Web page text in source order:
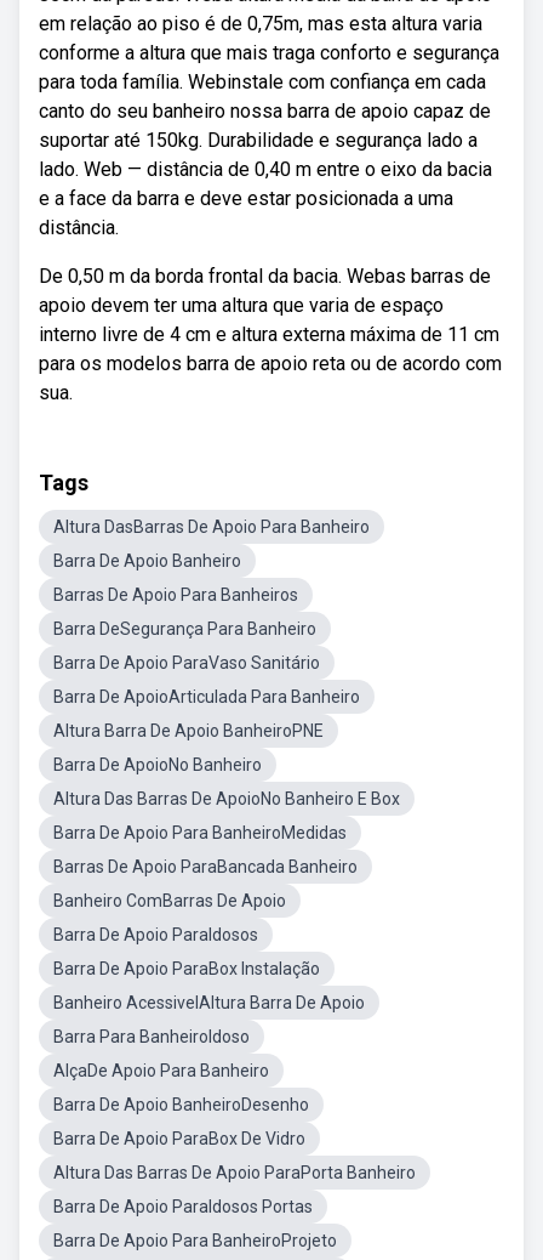
em relação ao piso é de 0,75m, mas esta altura varia
conforme a altura que mais traga conforto e segurança
para toda família. Webinstale com confiança em cada
canto do seu banheiro nossa barra de apoio capaz de
suportar até 150kg. Durabilidade e segurança lado a
lado. Web — distância de 0,40 m entre o eixo da bacia
e a face da barra e deve estar posicionada a uma
distância.
De 0,50 m da borda frontal da bacia. Webas barras de
apoio devem ter uma altura que varia de espaço
interno livre de 4 cm e altura externa máxima de 11 cm
para os modelos barra de apoio reta ou de acordo com
sua.
Tags
Altura DasBarras De Apoio Para Banheiro
Barra De Apoio Banheiro
Barras De Apoio Para Banheiros
Barra DeSegurança Para Banheiro
Barra De Apoio ParaVaso Sanitário
Barra De ApoioArticulada Para Banheiro
Altura Barra De Apoio BanheiroPNE
Barra De ApoioNo Banheiro
Altura Das Barras De ApoioNo Banheiro E Box
Barra De Apoio Para BanheiroMedidas
Barras De Apoio ParaBancada Banheiro
Banheiro ComBarras De Apoio
Barra De Apoio ParaIdosos
Barra De Apoio ParaBox Instalação
Banheiro AcessivelAltura Barra De Apoio
Barra Para BanheiroIdoso
AlçaDe Apoio Para Banheiro
Barra De Apoio BanheiroDesenho
Barra De Apoio ParaBox De Vidro
Altura Das Barras De Apoio ParaPorta Banheiro
Barra De Apoio ParaIdosos Portas
Barra De Apoio Para BanheiroProjeto